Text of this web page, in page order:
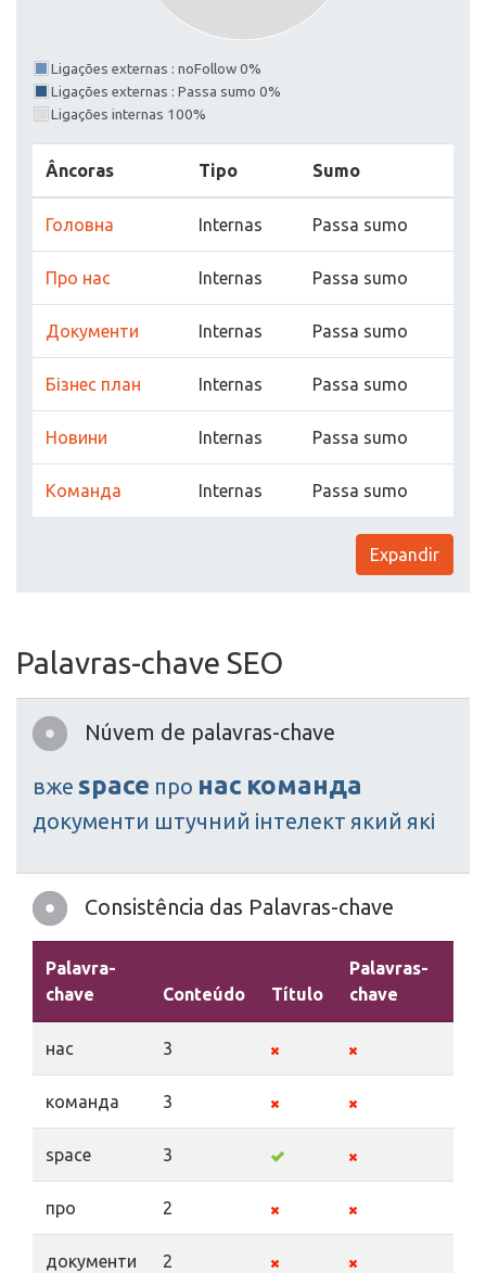
Ligações externas : noFollow 0%
Ligações externas : Passa sumo 0%
Ligações internas 100%
Âncoras Tipo Sumo
Головна Internas Passa sumo
Про нас Internas Passa sumo
Документи Internas Passa sumo
Бізнес план Internas Passa sumo
Новини Internas Passa sumo
Команда Internas Passa sumo
Expandir
Palavras-chave SEO
Núvem de palavras-chave
вже space про нас команда
документи штучний інтелект який які
Consistência das Palavras-chave
Palavra-
chave
Conteúdo Título
Palavras-
chave
нас 3
команда 3
space 3
про 2
документи 2